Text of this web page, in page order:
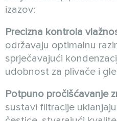
izazov:
Precizna kontrola
održavaju optimalnu
sprječavajući
udobnost za plivače i
Potpuno pročišćavanje
sustavi filtracije